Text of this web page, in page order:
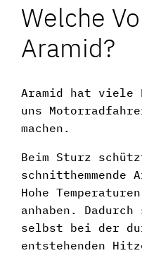
Welche
Aramid?
Aramid hat viele
uns
machen.
Beim Sturz
schnitthemmende
Hohe
anhaben.
selbst bei der
entstehenden